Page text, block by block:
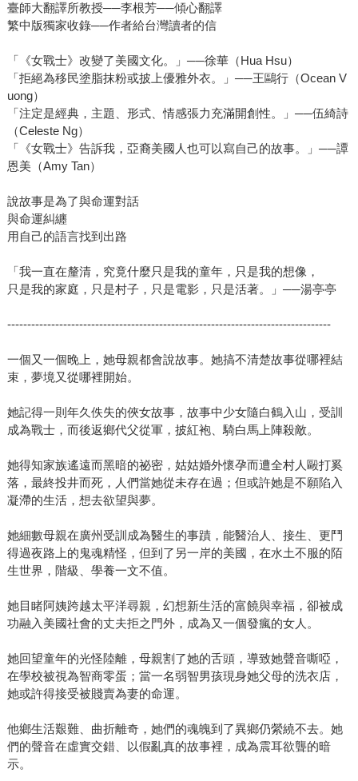
讀時以為是自傳式小說，卻很快能察覺此書文類模糊，既虛
構、也為非虛構──而作者湯亭亭顯然了解、也樂於此種混
為了將過去看得清楚，寫作者必須拒絕完全虛構、也拒絕完
全真實。於是《女戰士》拼貼了母親說的故事、中國傳說與
古典文學、華裔美國歷史，精采地創造出文本之間的對話關
係，並在此之上首次為「何謂亞裔美國文學？」帶來示範、
鏗鏘有力地提出定義。 湯亭亭的寫作風格與身為作家的關
懷，為她贏得文學領域上多項終身成就獎，而《女戰士》更
裔寫作者。家族的故事是湯亭亭創作的源頭，情感則是催化
劑，而最啟發人心的，是她敢於橫跨原生命運的局限，將自
發生的，在她的筆下都仍然在發生。
臺師大翻譯所教授──李根芳──傾心翻譯
繁中版獨家收錄──作者給台灣讀者的信
「《女戰士》改變了美國文化。」──徐華（Hua Hsu）
「拒絕為移民塗脂抹粉或披上優雅外衣。」──王鷗行（Ocean V
uong）
「注定是經典，主題、形式、情感張力充滿開創性。」──伍綺詩
（Celeste Ng）
「《女戰士》告訴我，亞裔美國人也可以寫自己的故事。」──譚
恩美（Amy Tan）
說故事是為了與命運對話
與命運糾纏
用自己的語言找到出路
「我一直在釐清，究竟什麼只是我的童年，只是我的想像，
只是我的家庭，只是村子，只是電影，只是活著。」──湯亭亭
---------------------------------------------------------------------------------
一個又一個晚上，她母親都會說故事。她搞不清楚故事從哪裡結
束，夢境又從哪裡開始。
她記得一則年久佚失的俠女故事，故事中少女隨白鶴入山，受訓
成為戰士，而後返鄉代父從軍，披紅袍、騎白馬上陣殺敵。
她得知家族遙遠而黑暗的祕密，姑姑婚外懷孕而遭全村人毆打奚
落，最終投井而死，人們當她從未存在過；但或許她是不願陷入
凝滯的生活，想去欲望與夢。
她細數母親在廣州受訓成為醫生的事蹟，能醫治人、接生、更鬥
得過夜路上的鬼魂精怪，但到了另一岸的美國，在水土不服的陌
生世界，階級、學養一文不值。
她目睹阿姨跨越太平洋尋親，幻想新生活的富饒與幸福，卻被成
功融入美國社會的丈夫拒之門外，成為又一個發瘋的女人。
她回望童年的光怪陸離，母親割了她的舌頭，導致她聲音嘶啞，
在學校被視為智商零蛋；當一名弱智男孩現身她父母的洗衣店，
她或許得接受被賤賣為妻的命運。
他鄉生活艱難、曲折離奇，她們的魂魄到了異鄉仍縈繞不去。她
們的聲音在虛實交錯、以假亂真的故事裡，成為震耳欲聾的暗
示。